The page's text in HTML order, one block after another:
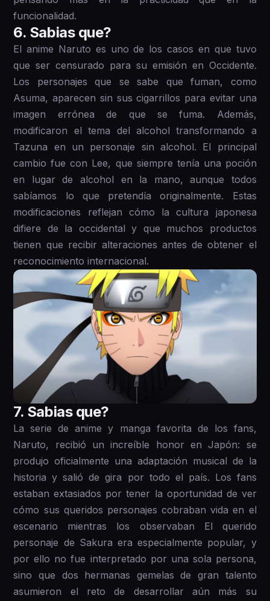
funcionalidad.
6 . Sabias que?
El anime Naruto es uno de los casos en que tuvo
que ser censurado para su emisión en Occidente.
Los personajes que se sabe que fuman, como
Asuma, aparecen sin sus cigarrillos para evitar una
imagen errónea de que se fuma. Además,
modificaron el tema del alcohol transformando a
Tazuna en un personaje sin alcohol. El principal
cambio fue con Lee, que siempre tenía una poción
en lugar de alcohol en la mano, aunque todos
sabíamos lo que pretendía originalmente. Estas
modificaciones reflejan cómo la cultura japonesa
difiere de la occidental y que muchos productos
tienen que recibir alteraciones antes de obtener el
reconocimiento internacional.
7 . Sabias que?
La serie de anime y manga favorita de los fans,
Naruto, recibió un increíble honor en Japón: se
produjo oficialmente una adaptación musical de la
historia y salió de gira por todo el país. Los fans
estaban extasiados por tener la oportunidad de ver
cómo sus queridos personajes cobraban vida en el
escenario mientras los observaban El querido
personaje de Sakura era especialmente popular, y
por ello no fue interpretado por una sola persona,
sino que dos hermanas gemelas de gran talento
asumieron el reto de desarrollar aún más su